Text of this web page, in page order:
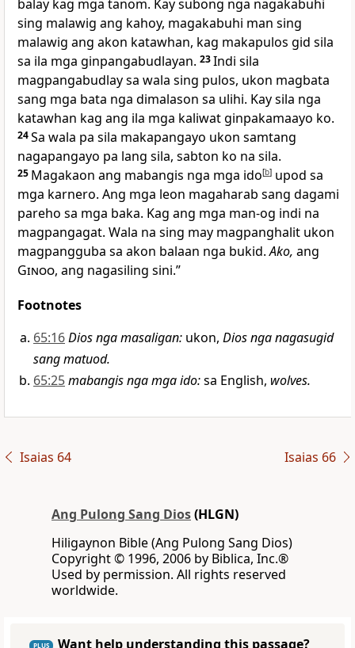
balay kag mga tanom. Kay subong nga nagakabuhi
sing malawig ang kahoy, magakabuhi man sing
malawig ang akon katawhan, kag makapulos gid sila
sa ila mga ginpangabudlayan. 23Indi sila
magpangabudlay sa wala sing pulos, ukon magbata
sang mga bata nga dimalason sa ulihi. Kay sila nga
katawhan kag ang ila mga kaliwat ginpakamaayo ko.
24Sa wala pa sila makapangayo ukon samtang
nagapangayo pa lang sila, sabton ko na sila.
25 Magakaon ang mabangis nga mga ido[b] upod sa
mga karnero. Ang mga leon magaharab sang dagami
pareho sa mga baka. Kag ang mga man-og indi na
magpangagat. Wala na sing may magpanghalit ukon
magpangguba sa akon balaan nga bukid.Ako, ang
Ginoo, ang nagasiling sini.”
Footnotes
65:16Dios nga masaligan: ukon, Dios nga nagasugid
sang matuod.
65:25mabangis nga mga ido:sa English, wolves.
Isaias 64 Isaias 66
Ang Pulong Sang Dios(HLGN)
Hiligaynon Bible (Ang Pulong Sang Dios)
Copyright © 1996, 2006 by Biblica, Inc.®
Used by permission. All rights reserved
worldwide.
PLUS
Want help understanding this passage?